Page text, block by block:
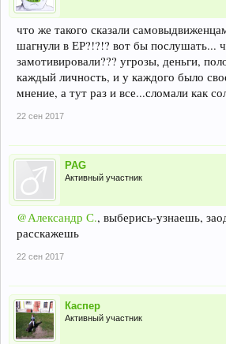
что же такого сказали
шагнули в ЕР?!?!? вот бы послушать...
замотивировали??? угрозы, деньги,
каждый личность, и у каждого было
мнение, а тут раз и все...сломали как
22 сен 2017
PAG
Активный участник
@Александр С., выберись-узнаешь,
расскажешь
22 сен 2017
Каспер
Активный участник